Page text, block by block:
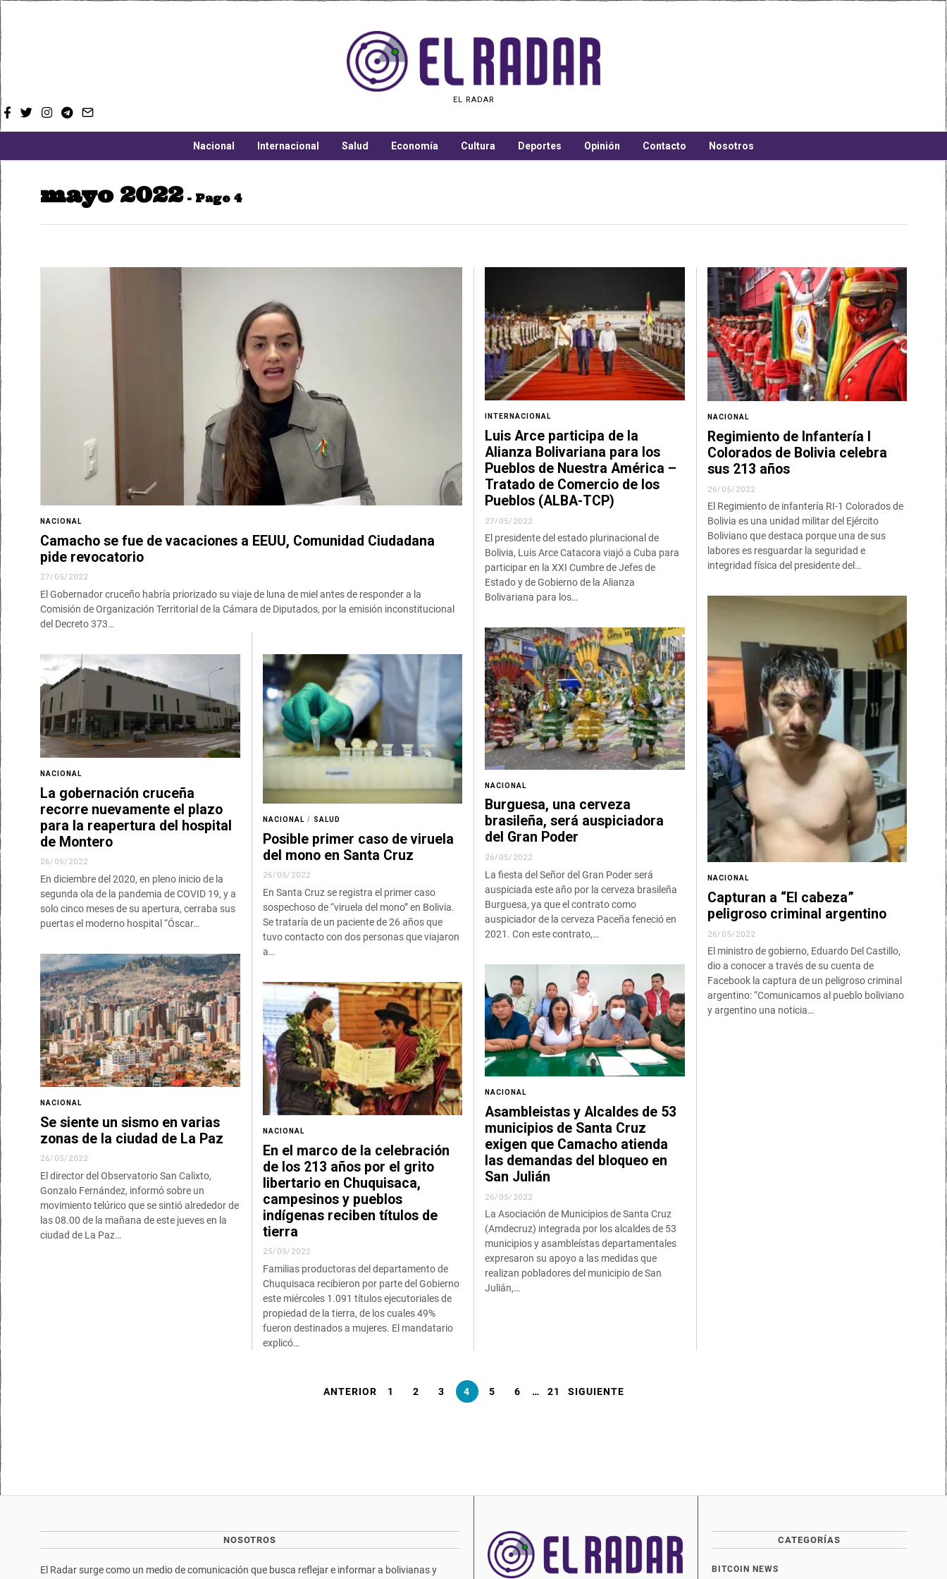
EL RADAR
Nacional Internacional Salud Economía Cultura Deportes Opinión Contacto Nosotros
mayo 2022- Page 4
NACIONAL
Camacho se fue de vacaciones a EEUU, Comunidad Ciudadana
pide revocatorio
27/05/2022
El Gobernador cruceño habría priorizado su viaje de luna de miel antes de responder a la
Comisión de Organización Territorial de la Cámara de Diputados, por la emisión inconstitucional
del Decreto 373…
INTERNACIONAL
Luis Arce participa de la
Alianza Bolivariana para los
Pueblos de Nuestra América –
Tratado de Comercio de los
Pueblos (ALBA-TCP)
27/05/2022
El presidente del estado plurinacional de
Bolivia, Luis Arce Catacora viajó a Cuba para
participar en la XXI Cumbre de Jefes de
Estado y de Gobierno de la Alianza
Bolivariana para los…
NACIONAL
Regimiento de Infantería I
Colorados de Bolivia celebra
sus 213 años
26/05/2022
El Regimiento de infantería RI-1 Colorados de
Bolivia es una unidad militar del Ejército
Boliviano que destaca porque una de sus
labores es resguardar la seguridad e
integridad física del presidente del…
NACIONAL
Capturan a “El cabeza”
peligroso criminal argentino
26/05/2022
El ministro de gobierno, Eduardo Del Castillo,
dio a conocer a través de su cuenta de
Facebook la captura de un peligroso criminal
argentino: “Comunicamos al pueblo boliviano
y argentino una noticia…
NACIONAL
Burguesa, una cerveza
brasileña, será auspiciadora
del Gran Poder
26/05/2022
La fiesta del Señor del Gran Poder será
auspiciada este año por la cerveza brasileña
Burguesa, ya que el contrato como
auspiciador de la cerveza Paceña feneció en
2021. Con este contrato,…
NACIONAL
La gobernación cruceña
recorre nuevamente el plazo
para la reapertura del hospital
de Montero
26/05/2022
En diciembre del 2020, en pleno inicio de la
segunda ola de la pandemia de COVID 19, y a
solo cinco meses de su apertura, cerraba sus
puertas el moderno hospital “Óscar…
NACIONAL / SALUD
Posible primer caso de viruela
del mono en Santa Cruz
26/05/2022
En Santa Cruz se registra el primer caso
sospechoso de “viruela del mono” en Bolivia.
Se trataría de un paciente de 26 años que
tuvo contacto con dos personas que viajaron
a…
NACIONAL
Se siente un sismo en varias
zonas de la ciudad de La Paz
26/05/2022
El director del Observatorio San Calixto,
Gonzalo Fernández, informó sobre un
movimiento telúrico que se sintió alrededor de
las 08.00 de la mañana de este jueves en la
ciudad de La Paz…
NACIONAL
Asambleistas y Alcaldes de 53
municipios de Santa Cruz
exigen que Camacho atienda
las demandas del bloqueo en
San Julián
26/05/2022
La Asociación de Municipios de Santa Cruz
(Amdecruz) integrada por los alcaldes de 53
municipios y asambleístas departamentales
expresaron su apoyo a las medidas que
realizan pobladores del municipio de San
Julián,…
NACIONAL
En el marco de la celebración
de los 213 años por el grito
libertario en Chuquisaca,
campesinos y pueblos
indígenas reciben títulos de
tierra
25/05/2022
Familias productoras del departamento de
Chuquisaca recibieron por parte del Gobierno
este miércoles 1.091 títulos ejecutoriales de
propiedad de la tierra, de los cuales 49%
fueron destinados a mujeres. El mandatario
explicó…
ANTERIOR 1 2 3 4 5 6 … 21 SIGUIENTE
NOSOTROS
El Radar surge como un medio de comunicación que busca reflejar e informar a bolivianas y
CATEGORÍAS
BITCOIN NEWS